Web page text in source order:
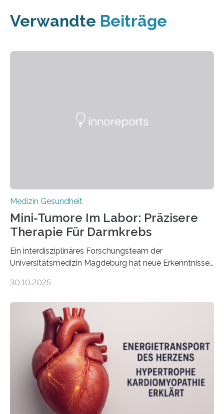
Verwandte Beiträge
Medizin Gesundheit
Mini-Tumore Im Labor: Präzisere
Therapie Für Darmkrebs
Ein interdisziplinäres Forschungsteam der
Universitätsmedizin Magdeburg hat neue Erkenntnisse
behandelt werden kann. In ihrer aktuellen Studie,
Oncology, zeigen die Forschenden, dass Mini-Tumore
aus Gewebe von Patientinnen und Patienten –
sogenannte Organoide – genutzt werden können, um
vorab zu prüfen, welche Medikamente am besten
wirken. Dabei wurde ein Eiweiß identifiziert, das künftig
als Biomarker für die Wahl der passenden Therapie
dienen könnte. Darmkrebs zählt weltweit zu den
häufigsten Krebsarten und stellt…
30.10.2025